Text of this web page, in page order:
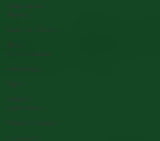
Imposto de
Renda
base de cálculo
Base
Contabilidade
tecnologia
Sped
fundos
patriminiais
Perícia Contábil
Cuidados